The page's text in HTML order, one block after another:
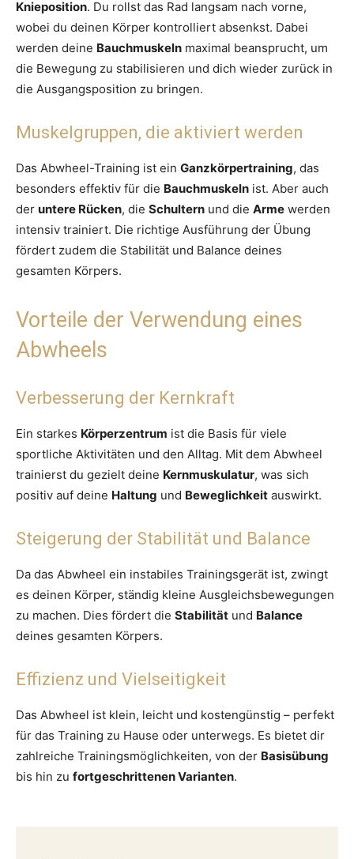
Knieposition. Du rollst das Rad langsam nach vorne,
wobei du deinen Körper kontrolliert absenkst. Dabei
werden deine Bauchmuskeln maximal beansprucht, um
die Bewegung zu stabilisieren und dich wieder zurück in
die Ausgangsposition zu bringen.
Muskelgruppen, die aktiviert werden
Das Abwheel-Training ist ein Ganzkörpertraining, das
besonders effektiv für die Bauchmuskeln ist. Aber auch
der untere Rücken, die Schultern und die Arme werden
intensiv trainiert. Die richtige Ausführung der Übung
fördert zudem die Stabilität und Balance deines
gesamten Körpers.
Vorteile der Verwendung eines
Abwheels
Verbesserung der Kernkraft
Ein starkes Körperzentrum ist die Basis für viele
sportliche Aktivitäten und den Alltag. Mit dem Abwheel
trainierst du gezielt deine Kernmuskulatur, was sich
positiv auf deine Haltung und Beweglichkeit auswirkt.
Steigerung der Stabilität und Balance
Da das Abwheel ein instabiles Trainingsgerät ist, zwingt
es deinen Körper, ständig kleine Ausgleichsbewegungen
zu machen. Dies fördert die Stabilität und Balance
deines gesamten Körpers.
Effizienz und Vielseitigkeit
Das Abwheel ist klein, leicht und kostengünstig – perfekt
für das Training zu Hause oder unterwegs. Es bietet dir
zahlreiche Trainingsmöglichkeiten, von der Basisübung
bis hin zu fortgeschrittenen Varianten.